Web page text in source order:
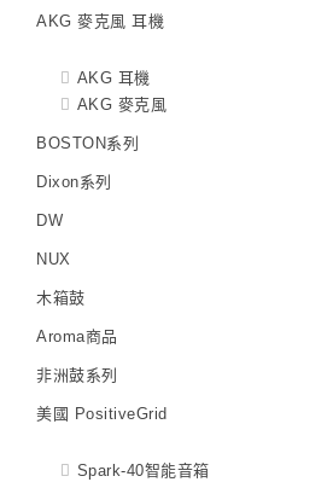
AKG 麥克風 耳機
AKG 耳機
AKG 麥克風
BOSTON系列
Dixon系列
DW
NUX
木箱鼓
Aroma商品
非洲鼓系列
美國 PositiveGrid
Spark-40智能音箱